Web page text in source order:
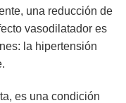
una reducción de
vasodilatador es
la hipertensión
es una condición